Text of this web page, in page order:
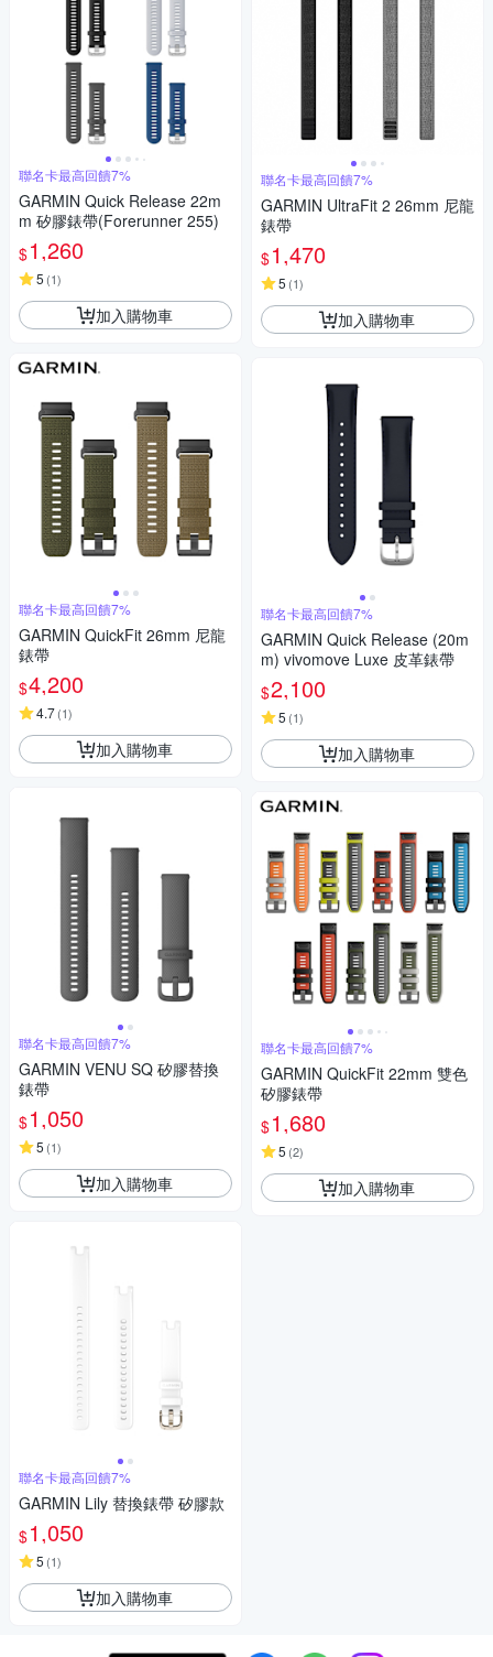
聯名卡最高回饋7%
GARMIN Quick Release 22m
m 矽膠錶帶(Forerunner 255)
$1,260
5 (1)
加入購物車
聯名卡最高回饋7%
GARMIN QuickFit 26mm 尼龍
錶帶
$4,200
4.7(1)
加入購物車
聯名卡最高回饋7%
GARMIN VENU SQ 矽膠替換
錶帶
$1,050
5 (1)
加入購物車
聯名卡最高回饋7%
GARMIN Lily 替換錶帶 矽膠款
$1,050
5 (1)
加入購物車
聯名卡最高回饋7%
GARMIN UltraFit 2 26mm 尼龍
錶帶
$1,470
5 (1)
加入購物車
聯名卡最高回饋7%
GARMIN Quick Release (20m
m) vivomove Luxe 皮革錶帶
$2,100
5 (1)
加入購物車
聯名卡最高回饋7%
GARMIN QuickFit 22mm 雙色
矽膠錶帶
$1,680
5 (2)
加入購物車